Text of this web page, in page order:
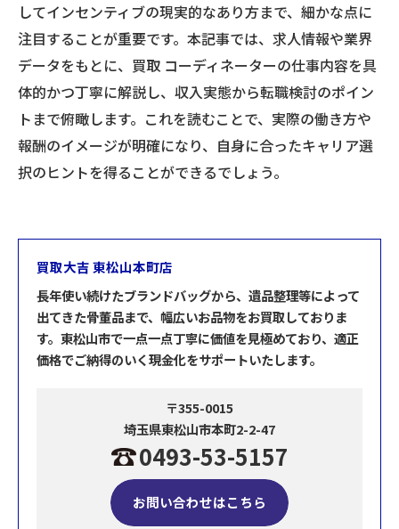
してインセンティブの現実的なあり方まで、細かな点に
注目することが重要です。本記事では、求人情報や業界
データをもとに、買取 コーディネーターの仕事内容を具
体的かつ丁寧に解説し、収入実態から転職検討のポイン
トまで俯瞰します。これを読むことで、実際の働き方や
報酬のイメージが明確になり、自身に合ったキャリア選
択のヒントを得ることができるでしょう。
買取大吉 東松山本町店
長年使い続けたブランドバッグから、遺品整理等によって
出てきた骨董品まで、幅広いお品物をお買取しておりま
す。東松山市で一点一点丁寧に価値を見極めており、適正
価格でご納得のいく現金化をサポートいたします。
〒355-0015
埼玉県東松山市本町2-2-47
0493-53-5157
お問い合わせはこちら